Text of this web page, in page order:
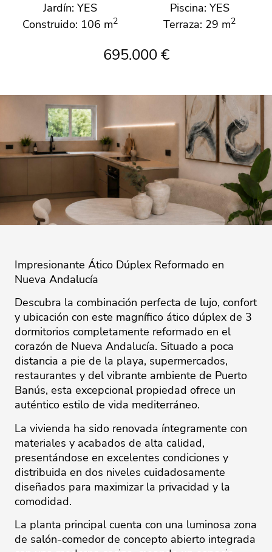
Jardín: YES
Piscina: YES
Construido: 106 m2 Terraza: 29 m2
695.000 €
Impresionante Ático Dúplex Reformado en
Nueva Andalucía
Descubra la combinación perfecta de lujo, confort
y ubicación con este magnífico ático dúplex de 3
dormitorios completamente reformado en el
corazón de Nueva Andalucía. Situado a poca
distancia a pie de la playa, supermercados,
restaurantes y del vibrante ambiente de Puerto
Banús, esta excepcional propiedad ofrece un
auténtico estilo de vida mediterráneo.
La vivienda ha sido renovada íntegramente con
materiales y acabados de alta calidad,
presentándose en excelentes condiciones y
distribuida en dos niveles cuidadosamente
diseñados para maximizar la privacidad y la
comodidad.
La planta principal cuenta con una luminosa zona
de salón-comedor de concepto abierto integrada